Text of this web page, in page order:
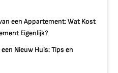
een Appartement: Wat Kost
Eigenlijk?
Nieuw Huis: Tips en